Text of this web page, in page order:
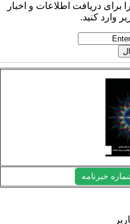
دریافت اطلاعات و اخبار
وارد کنید.
خبرنامه